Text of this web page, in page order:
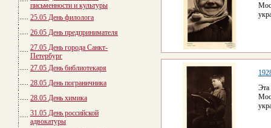
письменности и культуры
25.05 День филолога
26.05 День предпринимателя
27.05 День города Санкт-
Петербург
27.05 День библиотекаря
28.05 День пограничника
28.05 День химика
31.05 День российской
адвокатуры